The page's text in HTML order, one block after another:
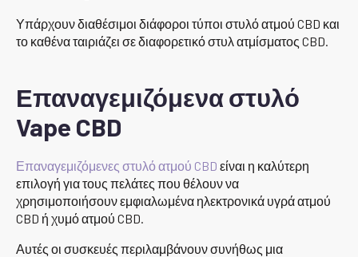
Υπάρχουν διαθέσιμοι διάφοροι τύποι στυλό ατμού CBD και
το καθένα ταιριάζει σε διαφορετικό στυλ ατμίσματος CBD.
Επαναγεμιζόμενα στυλό
Vape CBD
Επαναγεμιζόμενες στυλό ατμού CBD είναι η καλύτερη
επιλογή για τους πελάτες που θέλουν να
χρησιμοποιήσουν εμφιαλωμένα ηλεκτρονικά υγρά ατμού
CBD ή χυμό ατμού CBD.
Αυτές οι συσκευές περιλαμβάνουν συνήθως μια